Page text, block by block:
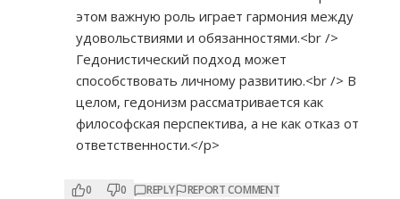
этом важную роль играет гармония между
удовольствиями и обязанностями.<br />
Гедонистический подход может
способствовать личному развитию.<br /> В
целом, гедонизм рассматривается как
философская перспектива, а не как отказ от
ответственности.</p>
0 0 REPLY REPORT COMMENT